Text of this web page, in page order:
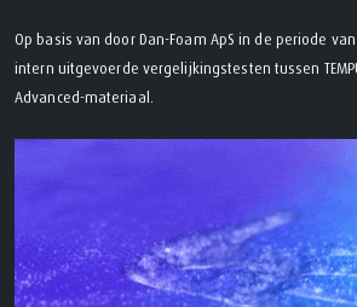
Op basis van door Dan-Foam ApS in de periode
intern uitgevoerde vergelijkingstesten tussen
Advanced-materiaal.